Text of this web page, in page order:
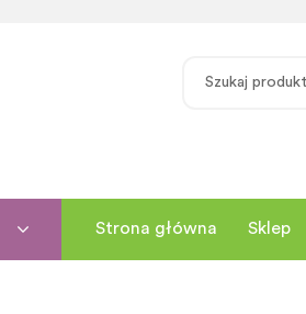
Strona główna Sklep